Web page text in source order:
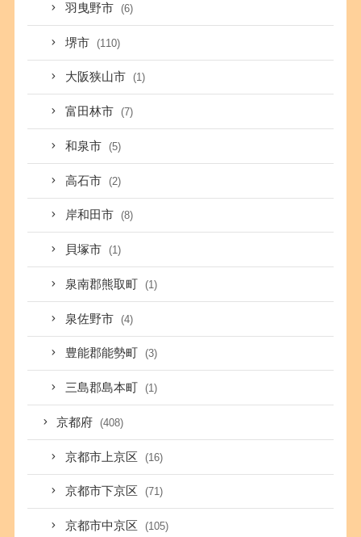
羽曳野市 (6)
堺市 (110)
大阪狭山市 (1)
富田林市 (7)
和泉市 (5)
高石市 (2)
岸和田市 (8)
貝塚市 (1)
泉南郡熊取町 (1)
泉佐野市 (4)
豊能郡能勢町 (3)
三島郡島本町 (1)
京都府 (408)
京都市上京区 (16)
京都市下京区 (71)
京都市中京区 (105)